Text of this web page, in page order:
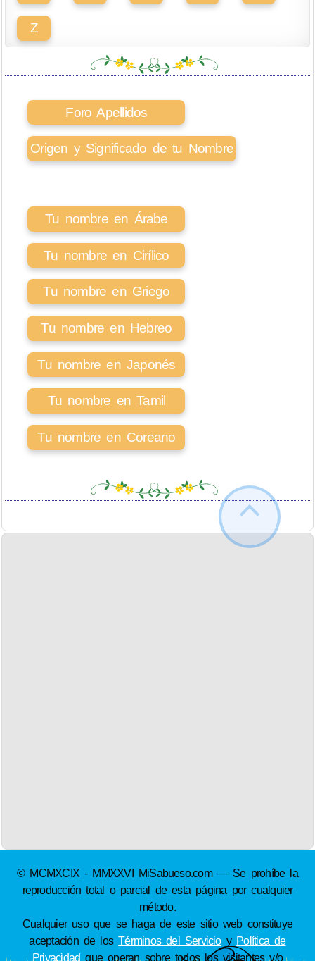
Z
Foro Apellidos
Origen y Significado de tu Nombre
Tu nombre en Árabe
Tu nombre en Cirílico
Tu nombre en Griego
Tu nombre en Hebreo
Tu nombre en Japonés
Tu nombre en Tamil
Tu nombre en Coreano
© MCMXCIX - MMXXVI MiSabueso.com — Se prohíbe la
reproducción total o parcial de esta página por cualquier
método.
Cualquier uso que se haga de este sitio web constituye
aceptación de losTérminos del Servicioy Política de
Privacidad que operan sobre todos los visitantes y/o